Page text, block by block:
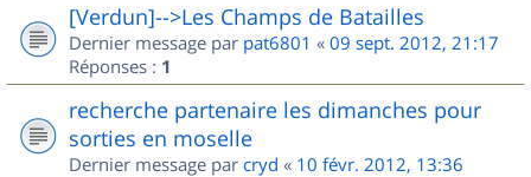
[Verdun]-->Les Champs de Batailles
Dernier message par pat6801 « 09 sept. 2012, 21:17
Réponses : 1
recherche partenaire les dimanches pour
sorties en moselle
Dernier message par cryd « 10 févr. 2012, 13:36